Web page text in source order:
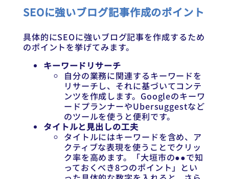
SEOに強いブログ記事作成のポイント
具体的にSEOに強いブログ記事を作成するため
のポイントを挙げてみます。
キーワードリサーチ
自分の業務に関連するキーワードを
リサーチし、それに基づいてコンテ
ンツを作成します。Googleのキーワ
ードプランナーやUbersuggestなど
のツールを使うと便利です。
タイトルと見出しの工夫
タイトルにはキーワードを含め、ア
クティブな表現を使うことでクリッ
ク率を高めます。「大垣市の●●で知
っておくべき8つのポイント」とい